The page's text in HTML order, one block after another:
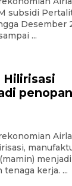
subsidi
Desember
...
Hilirisasi
menjadi
kerja. ...